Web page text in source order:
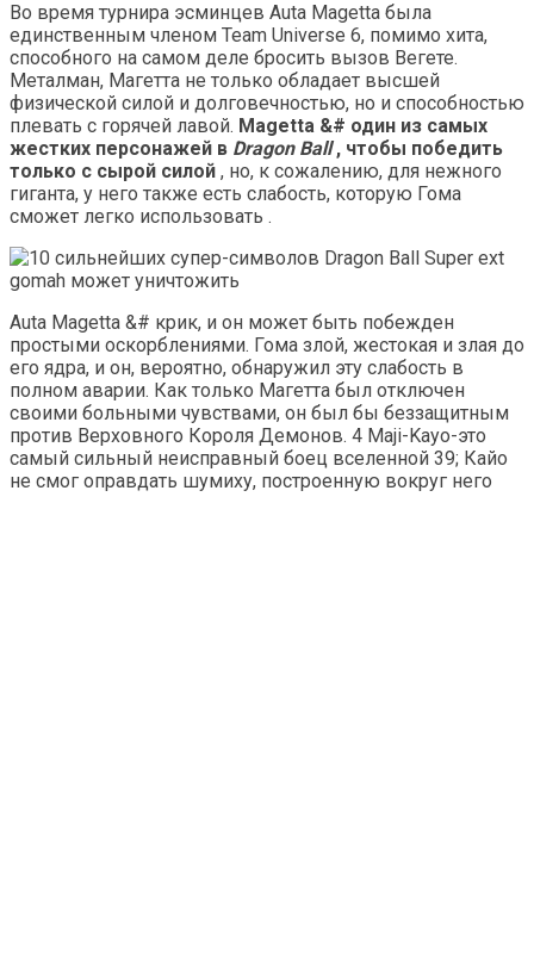
Во время турнира эсминцев Auta Magetta была
единственным членом Team Universe 6, помимо хита,
способного на самом деле бросить вызов Вегете.
Металман, Магетта не только обладает высшей
физической силой и долговечностью, но и способностью
плевать с горячей лавой. Magetta &# один из самых
жестких персонажей в Dragon Ball, чтобы победить
только с сырой силой , но, к сожалению, для нежного
гиганта, у него также есть слабость, которую Гома
сможет легко использовать .
Auta Magetta &# крик, и он может быть побежден
простыми оскорблениями. Гома злой, жестокая и злая до
его ядра, и он, вероятно, обнаружил эту слабость в
полном аварии. Как только Магетта был отключен
своими больными чувствами, он был бы беззащитным
против Верховного Короля Демонов. 4 Maji-Kayo-это
самый сильный неисправный боец ​​вселенной 39; Кайо
не смог оправдать шумиху, построенную вокруг него